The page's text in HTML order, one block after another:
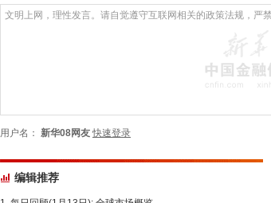
用户名： 新华08网友 快速登录
编辑推荐